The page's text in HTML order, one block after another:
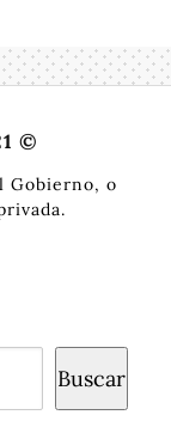
©
Gobierno, o
Buscar